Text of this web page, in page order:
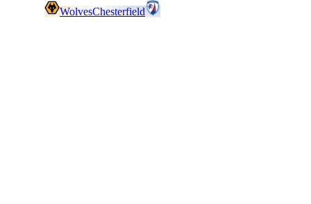
WolvesChesterfield